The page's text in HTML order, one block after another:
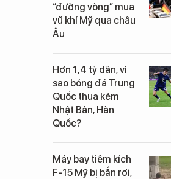
“đường vòng” mua
vũ khí Mỹ qua châu
Âu
Hơn 1,4 tỷ dân, vì
sao bóng đá Trung
Quốc thua kém
Nhật Bản, Hàn
Quốc?
Máy bay tiêm kích
F-15 Mỹ bị bắn rơi,